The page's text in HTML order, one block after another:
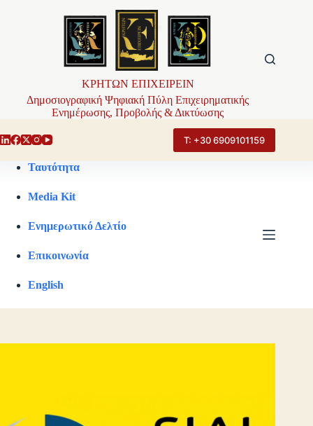
ΚΡΗΤΩΝ ΕΠΙΧΕΙΡΕΙΝ
Δημοσιογραφική Ψηφιακή Πύλη Επιχειρηματικής
Ενημέρωσης, Προβολής & Δικτύωσης
Τ: +30 6909101159
Ταυτότητα
Media Kit
Ενημερωτικό Δελτίο
Επικοινωνία
English